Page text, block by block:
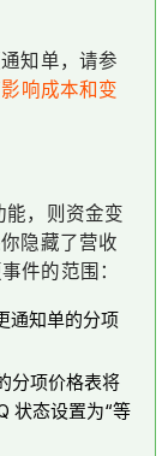
知单，请参
响成本和变
能，则资金变
隐藏了营收
件的范围：
通知单的分项
分项价格表将
状态设置为“等